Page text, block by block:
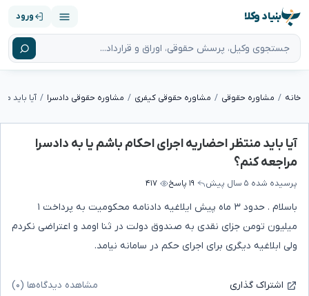
بنیاد وکلا ورود
خانه مشاوره حقوقی مشاوره حقوقی کیفری مشاوره حقوقی دادسرا
آیا باید منتظر احضاریه اجرای احکام باشم یا به دادسرا
مراجعه کنم؟
پرسیده شده ۵ سال پیش ۱۹ پاسخ ۴۱۷
باسلام . حدود ۳ ماه پیش ایلاغیه دادنامه محکومیت به پرداخت ۱
میلیون تومن جزای نقدی به صندوق دولت در ثنا اومد و اعتراضی نکردم
ولی ابلاغیه دیگری برای اجرای حکم در سامانه نیامد.
اشتراک گذاری مشاهده دیدگاه‌ها (۰)